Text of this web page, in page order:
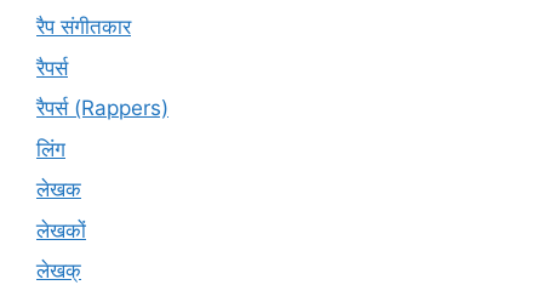
रैप संगीतकार
रैपर्स
रैपर्स (Rappers)
लिंग
लेखक
लेखकों
लेखक्